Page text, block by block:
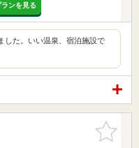
ンを見る
した。いい温泉、宿泊施設で
お気に入
りに追加